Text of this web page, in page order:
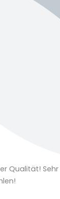
Qualität!